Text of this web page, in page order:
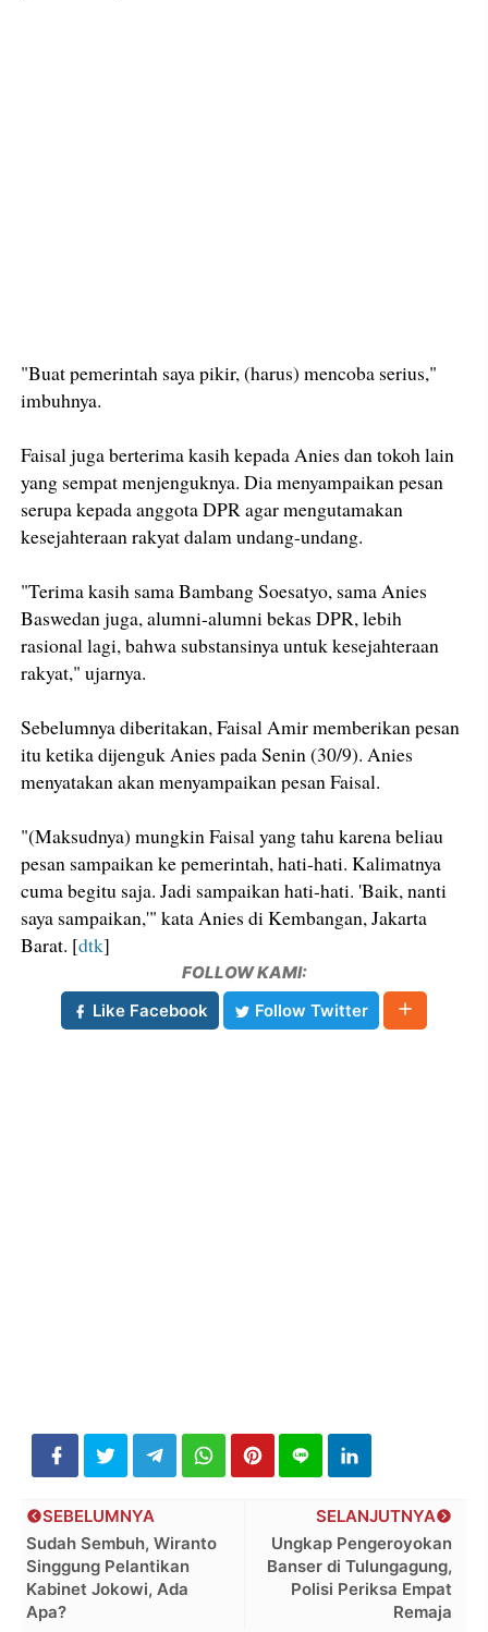
"Buat pemerintah saya pikir, (harus) mencoba serius,"
imbuhnya.
Faisal juga berterima kasih kepada Anies dan tokoh lain
yang sempat menjenguknya. Dia menyampaikan pesan
serupa kepada anggota DPR agar mengutamakan
kesejahteraan rakyat dalam undang-undang.
"Terima kasih sama Bambang Soesatyo, sama Anies
Baswedan juga, alumni-alumni bekas DPR, lebih
rasional lagi, bahwa substansinya untuk kesejahteraan
rakyat," ujarnya.
Sebelumnya diberitakan, Faisal Amir memberikan pesan
itu ketika dijenguk Anies pada Senin (30/9). Anies
menyatakan akan menyampaikan pesan Faisal.
"(Maksudnya) mungkin Faisal yang tahu karena beliau
pesan sampaikan ke pemerintah, hati-hati. Kalimatnya
cuma begitu saja. Jadi sampaikan hati-hati. 'Baik, nanti
saya sampaikan,'" kata Anies di Kembangan, Jakarta
Barat. [dtk]
FOLLOW KAMI:
Like Facebook
Follow Twitter
SELANJUTNYA
Ungkap Pengeroyokan
Banser di Tulungagung,
Polisi Periksa Empat
Remaja
SEBELUMNYA
Sudah Sembuh, Wiranto
Singgung Pelantikan
Kabinet Jokowi, Ada
Apa?